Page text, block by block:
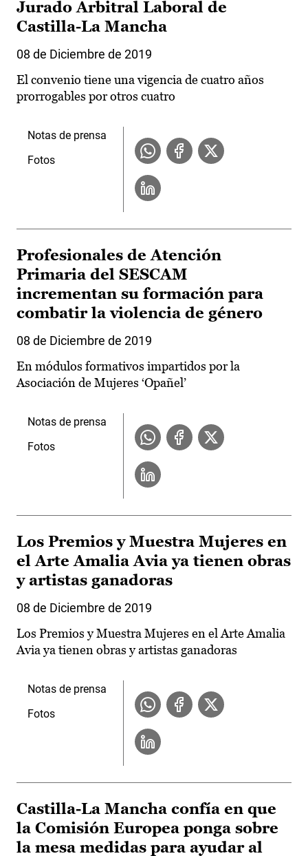
Jurado Arbitral Laboral de
Castilla-La Mancha
08 de Diciembre de 2019
El convenio tiene una vigencia de cuatro años
prorrogables por otros cuatro
Notas de prensa
Fotos
Profesionales de Atención
Primaria del SESCAM
incrementan su formación para
combatir la violencia de género
08 de Diciembre de 2019
En módulos formativos impartidos por la
Asociación de Mujeres ‘Opañel’
Notas de prensa
Fotos
Los Premios y Muestra Mujeres en
el Arte Amalia Avia ya tienen obras
y artistas ganadoras
08 de Diciembre de 2019
Los Premios y Muestra Mujeres en el Arte Amalia
Avia ya tienen obras y artistas ganadoras
Notas de prensa
Fotos
Castilla-La Mancha confía en que
la Comisión Europea ponga sobre
la mesa medidas para ayudar al